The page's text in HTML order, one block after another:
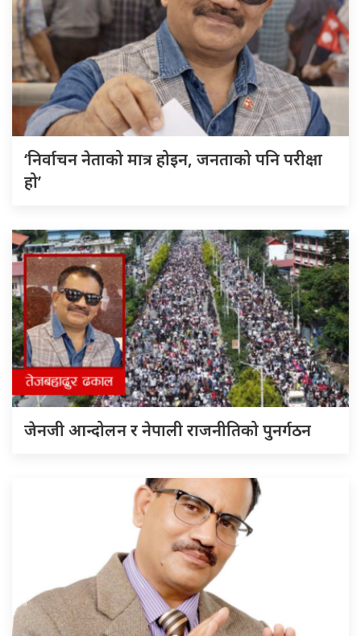
‘निर्वाचन नेताको मात्र होइन, जनताको पनि परीक्षा
हो’
जेनजी आन्दोलन र नेपाली राजनीतिको पुनर्गठन